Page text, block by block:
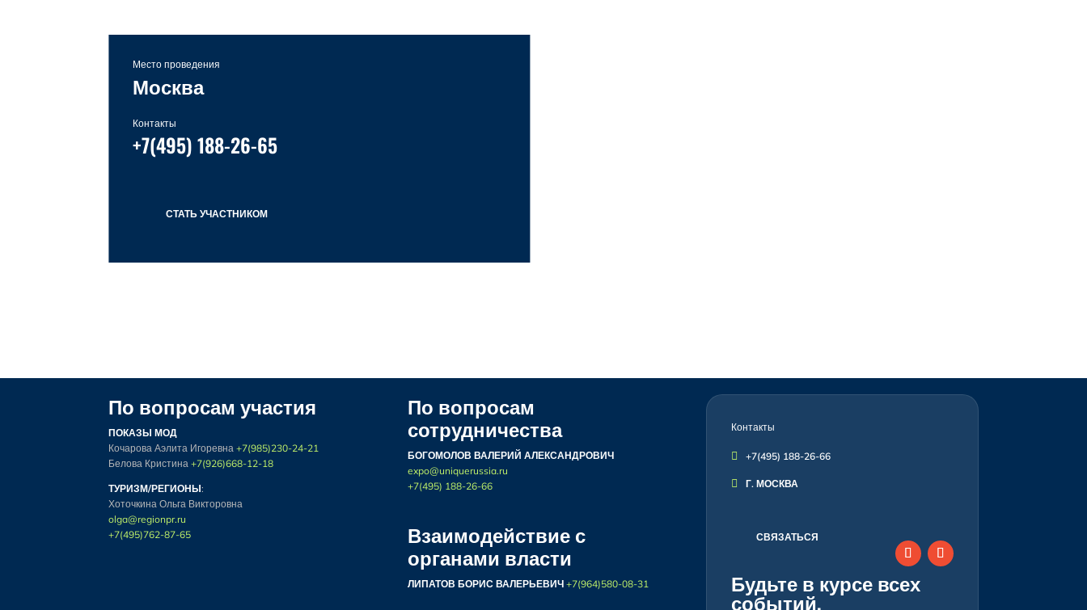
Место проведения
Москва
Контакты
+7(495) 188-26-65
СТАТЬ УЧАСТНИКОМ
По вопросам участия
ПОКАЗЫ МОД
Кочарова Аэлита Игоревна+7(985)230-24-21
Белова Кристина+7(926)668-12-18
ТУРИЗМ/РЕГИОНЫ:
Хоточкина Ольга Викторовна
olga@regionpr.ru
+7(495)762-87-65
По вопросам
сотрудничества
БОГОМОЛОВ ВАЛЕРИЙ АЛЕКСАНДРОВИЧ
expo@uniquerussia.ru
+7(495) 188-26-66
Взаимодействие с
органами власти
ЛИПАТОВ БОРИС ВАЛЕРЬЕВИЧ +7(964)580-08-31
Контакты
 +7(495) 188-26-66
 Г. МОСКВА
СВЯЗАТЬСЯ
Будьте в курсе всех
событий,